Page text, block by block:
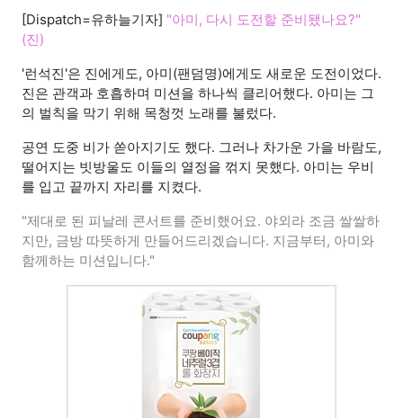
[Dispatch=유하늘기자] "아미, 다시 도전할 준비됐나요?"
(진)
'런석진'은 진에게도, 아미(팬덤명)에게도 새로운 도전이었다.
진은 관객과 호흡하며 미션을 하나씩 클리어했다. 아미는 그
의 벌칙을 막기 위해 목청껏 노래를 불렀다.
공연 도중 비가 쏟아지기도 했다. 그러나 차가운 가을 바람도,
떨어지는 빗방울도 이들의 열정을 꺾지 못했다. 아미는 우비
를 입고 끝까지 자리를 지켰다.
"제대로 된 피날레 콘서트를 준비했어요. 야외라 조금 쌀쌀하
지만, 금방 따뜻하게 만들어드리겠습니다. 지금부터, 아미와
함께하는 미션입니다."